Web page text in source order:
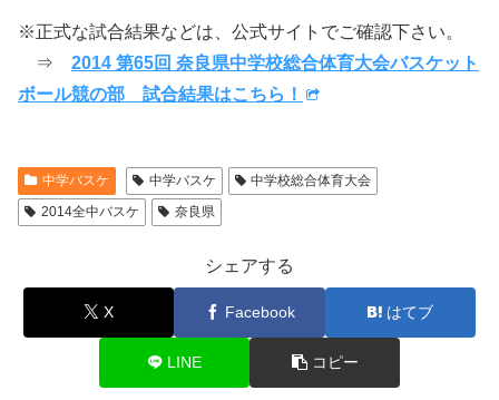
※正式な試合結果などは、公式サイトでご確認下さい。
⇒ 2014 第65回 奈良県中学校総合体育大会バスケット
ボール競の部 試合結果はこちら！
中学バスケ 中学バスケ
中学校総合体育大会
2014全中バスケ
奈良県
シェアする
X Facebook はてブ
LINE コピー